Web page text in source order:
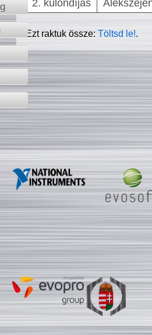
2. különdíjas
Ezt raktuk össze:Töltsd le!.